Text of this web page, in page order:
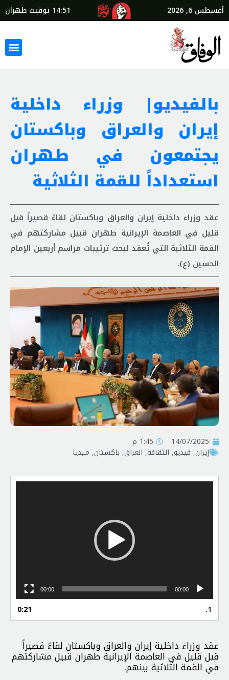
أغسطس 6, 2026 14:51 توقيت طهران
بالفیدیو| وزراء داخلية
إيران والعراق وباكستان
يجتمعون في طهران
استعداداً للقمة الثلاثية
عقد وزراء داخلية إيران والعراق وباكستان لقاءً قصيراً قبل
قليل في العاصمة الإيرانية طهران قبيل مشاركتهم في
القمة الثلاثية التي تُعقد لبحث ترتيبات مراسم أربعين الإمام
الحسين (ع).
14/07/2025
1:45 م
إيران, فیدیو, الثقافة, العراق, باكستان, ميديا
00:00
00:00
1.
0:21
عقد وزراء داخلية إيران والعراق وباكستان لقاءً قصيراً
قبل قليل في العاصمة الإيرانية طهران قبيل مشاركتهم
في القمة الثلاثية بينهم.